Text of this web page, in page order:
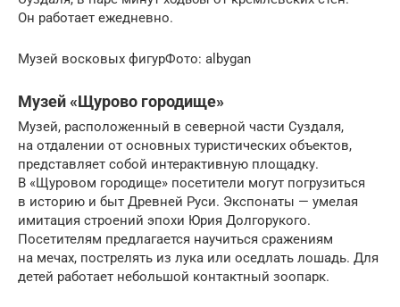
Он работает ежедневно.
Музей восковых фигурФото: albygan
Музей «Щурово городище»
Музей, расположенный в северной части Суздаля,
на отдалении от основных туристических объектов,
представляет собой интерактивную площадку.
В «Щуровом городище» посетители могут погрузиться
в историю и быт Древней Руси. Экспонаты — умелая
имитация строений эпохи Юрия Долгорукого.
Посетителям предлагается научиться сражениям
на мечах, пострелять из лука или оседлать лошадь. Для
детей работает небольшой контактный зоопарк.